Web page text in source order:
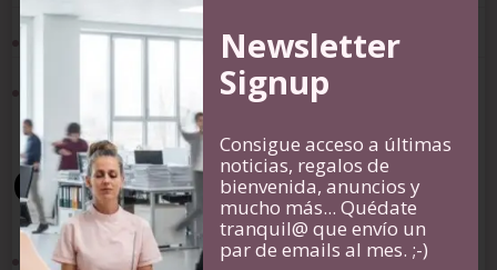
julio 2025
Categories
Uncategorized
Newsletter
Signup
Consigue acceso a últimas
noticias, regalos de
bienvenida, anuncios y
mucho más... Quédate
tranquil@ que envío un
par de emails al mes. ;-)